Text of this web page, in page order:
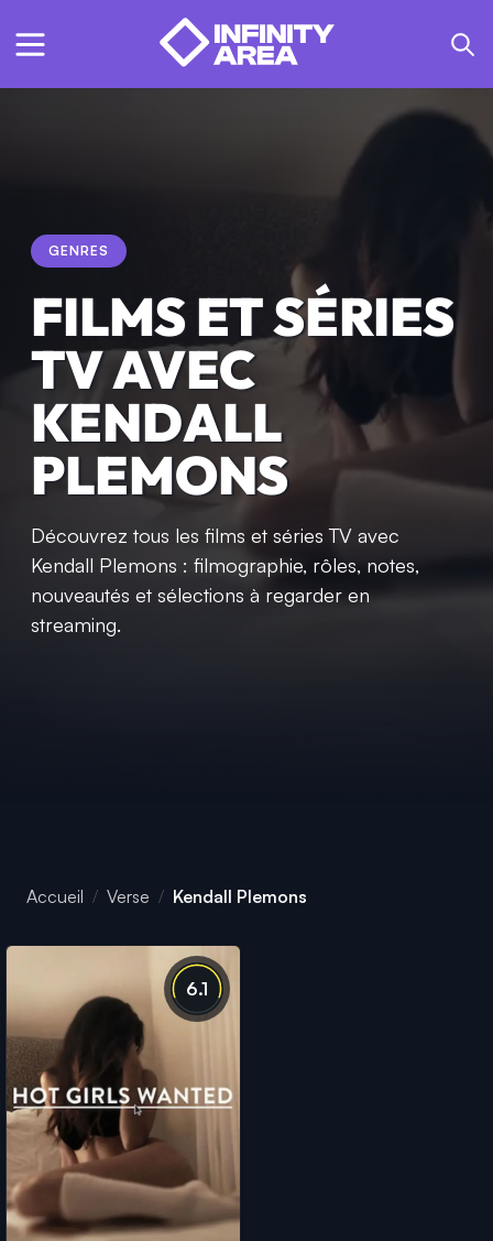
GENRES
FILMS ET SÉRIES
TV AVEC
KENDALL
PLEMONS
Découvrez tous les films et séries TV avec
Kendall Plemons : filmographie, rôles, notes,
nouveautés et sélections à regarder en
streaming.
Accueil Verse Kendall Plemons
6.1